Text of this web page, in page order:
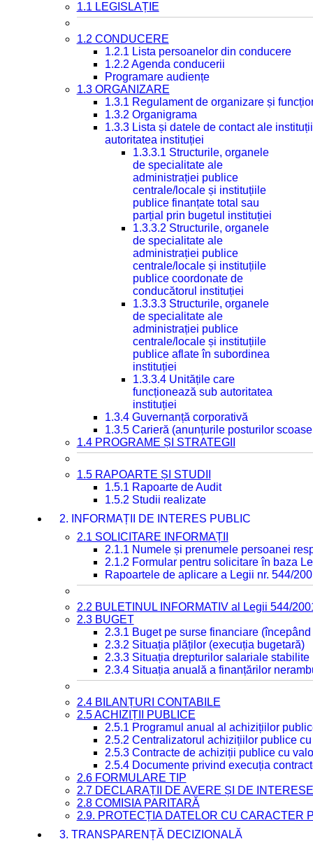
1.1 LEGISLAȚIE
1.2 CONDUCERE
1.2.1 Lista persoanelor din conducere
1.2.2 Agenda conducerii
Programare audiențe
1.3 ORGANIZARE
1.3.1 Regulament de organizare și
1.3.2 Organigrama
1.3.3 Lista și datele de contact ale
autoritatea instituției
1.3.3.1 Structurile, organele
de specialitate ale
administrației publice
centrale/locale și instituțiile
publice finanțate total sau
parțial prin bugetul instituției
1.3.3.2 Structurile, organele
de specialitate ale
administrației publice
centrale/locale și instituțiile
publice coordonate de
conducătorul instituției
1.3.3.3 Structurile, organele
de specialitate ale
administrației publice
centrale/locale și instituțiile
publice aflate în subordinea
instituției
1.3.3.4 Unitățile care
funcționează sub autoritatea
instituției
1.3.4 Guvernanță corporativă
1.3.5 Carieră (anunțurile posturilor
1.4 PROGRAME ȘI STRATEGII
1.5 RAPOARTE ȘI STUDII
1.5.1 Rapoarte de Audit
1.5.2 Studii realizate
2. INFORMAȚII DE INTERES PUBLIC
2.1 SOLICITARE INFORMAȚII
2.1.1 Numele și prenumele persoanei
2.1.2 Formular pentru solicitare în baza
Rapoartele de aplicare a Legii nr. 544/
2.2 BULETINUL INFORMATIV al Legii 544/
2.3 BUGET
2.3.1 Buget pe surse financiare
2.3.2 Situația plăților (execuția bugetară)
2.3.3 Situația drepturilor salariale
2.3.4 Situația anuală a finanțărilor
2.4 BILANȚURI CONTABILE
2.5 ACHIZIȚII PUBLICE
2.5.1 Programul anual al achizițiilor
2.5.2 Centralizatorul achizițiilor publice
2.5.3 Contracte de achiziții publice cu
2.5.4 Documente privind execuția
2.6 FORMULARE TIP
2.7 DECLARAȚII DE AVERE ȘI DE INTERESE
2.8 COMISIA PARITARĂ
2.9. PROTECȚIA DATELOR CU CARACTER
3. TRANSPARENȚĂ DECIZIONALĂ